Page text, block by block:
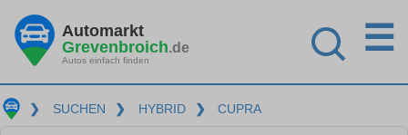
Automarkt
Grevenbroich.de
Autos einfach finden
☰
❯ SUCHEN ❯ HYBRID ❯ CUPRA